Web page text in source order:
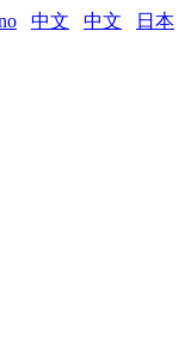
中文 中文
日本